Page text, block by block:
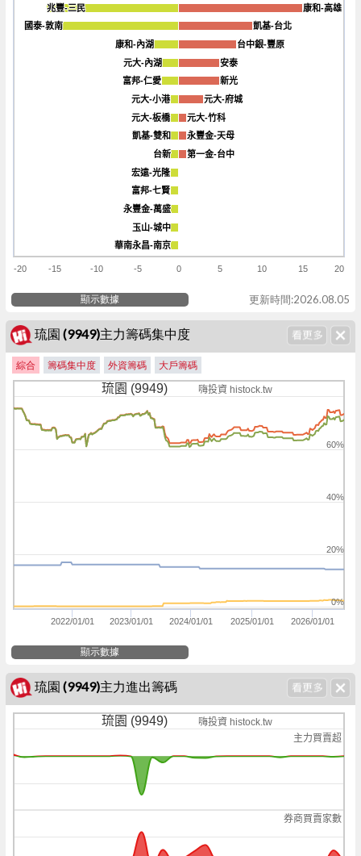
-1600
康和-高雄
康和-高雄
凱基-台北
凱基-台北
台中銀-豐原
台中銀-豐原
安泰
安泰
新光
新光
元大-府城
元大-府城
元大-竹科
元大-竹科
永豐金-天母
永豐金-天母
第一金-台中
第一金-台中
兆豐-三民
兆豐-三民
國泰-敦南
國泰-敦南
康和-內湖
康和-內湖
元大-內湖
元大-內湖
富邦-仁愛
富邦-仁愛
元大-小港
元大-小港
元大-板橋
元大-板橋
凱基-雙和
凱基-雙和
台新
台新
宏遠-光隆
宏遠-光隆
富邦-七賢
富邦-七賢
永豐金-萬盛
永豐金-萬盛
玉山-城中
玉山-城中
華南永昌-南京
華南永昌-南京
-20 -15 -10 -5 0 5 10 15 20
顯示數據 更新時間:2026.08.05
琉園 (9949)主力籌碼集中度
綜合 籌碼集中度 外資籌碼 大戶籌碼
琉園 (9949) 嗨投資 histock.tw
2022/01/01 2023/01/01 2024/01/01 2025/01/01 2026/01/01
0%
20%
40%
60%
顯示數據
琉園 (9949)主力進出籌碼
主力買賣超
券商買賣家數
琉園 (9949) 嗨投資 histock.tw